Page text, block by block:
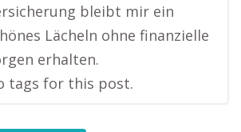
bleibt mir ein
Lächeln ohne finanzielle
erhalten.
tags for this post.